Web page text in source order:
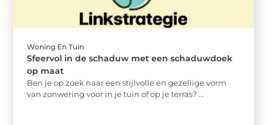
Woning En Tuin
Sfeervol in de schaduw met een schaduwdoek
op maat
Ben je op zoek naar een stijlvolle en gezellige vorm
van zonwering voor in je tuin of op je terras? ...